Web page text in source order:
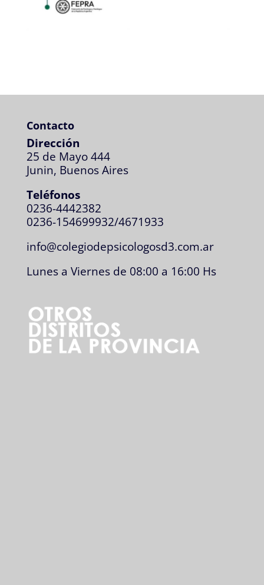
Contacto
Dirección
25 de Mayo 444
Junin, Buenos Aires
Teléfonos
0236-4442382
0236-154699932/4671933
info@colegiodepsicologosd3.com.ar
Lunes a Viernes de 08:00 a 16:00 Hs